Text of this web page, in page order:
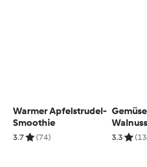
Warmer Apfelstrudel-
Smoothie
3.7 (74) 3.3